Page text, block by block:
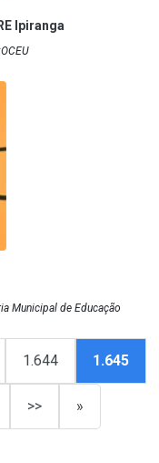
Ipiranga
Municipal de Educação
1.644 1.645
>> »